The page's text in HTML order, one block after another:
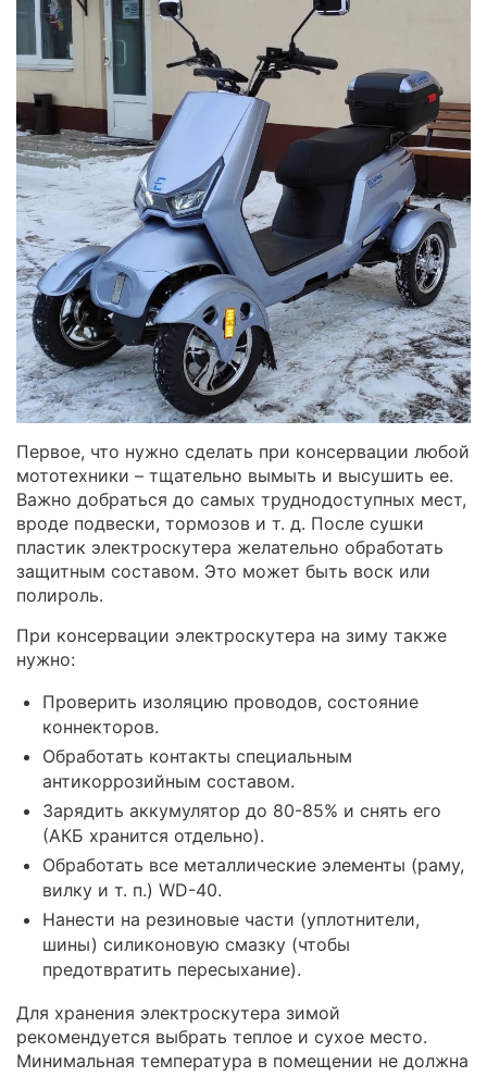
Первое, что нужно сделать при консервации любой
мототехники – тщательно вымыть и высушить ее.
Важно добраться до самых труднодоступных мест,
вроде подвески, тормозов и т. д. После сушки
пластик электроскутера желательно обработать
защитным составом. Это может быть воск или
полироль.
При консервации электроскутера на зиму также
нужно:
Проверить изоляцию проводов, состояние
коннекторов.
Обработать контакты специальным
антикоррозийным составом.
Зарядить аккумулятор до 80-85% и снять его
(АКБ хранится отдельно).
Обработать все металлические элементы (раму,
вилку и т. п.) WD-40.
Нанести на резиновые части (уплотнители,
шины) силиконовую смазку (чтобы
предотвратить пересыхание).
Для хранения электроскутера зимой
рекомендуется выбрать теплое и сухое место.
Минимальная температура в помещении не должна